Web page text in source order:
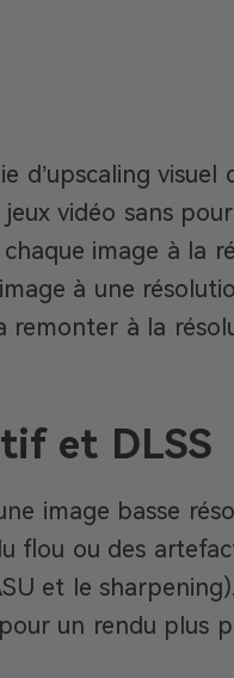
d’upscaling visuel
vidéo sans
image à la
à une
à la
et DLSS
image basse
flou ou des
et le
un rendu plus